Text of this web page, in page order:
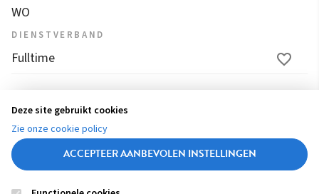
WO
DIENSTVERBAND
Fulltime
1 2 3
Deze site gebruikt cookies
Zie onze cookie policy
ACCEPTEER AANBEVOLEN INSTELLINGEN